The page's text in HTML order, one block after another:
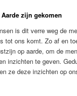
zijn gekomen
is dit verre weg de
tot ons komt. Zo af en
op aarde, om de
inzichten te geven.
ze deze inzichten op